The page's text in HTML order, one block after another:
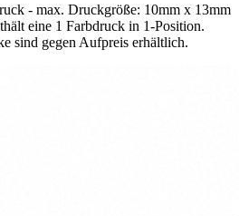
- max. Druckgröße: 10mm x 13mm
eine 1 Farbdruck in 1-Position.
sind gegen Aufpreis erhältlich.